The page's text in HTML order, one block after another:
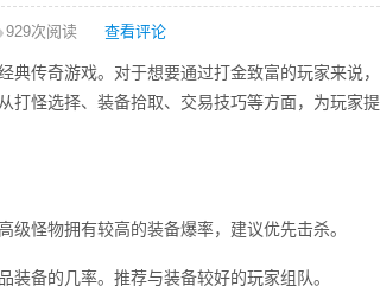
929次阅读 查看评论
传奇游戏。对于想要通过打金致富的玩家来说，
打怪选择、装备拾取、交易技巧等方面，为玩家提
怪物拥有较高的装备爆率，建议优先击杀。
备的几率。推荐与装备较好的玩家组队。